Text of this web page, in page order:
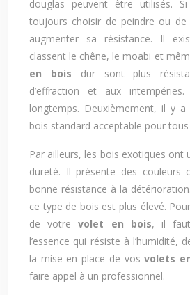
douglas peuvent être utilisés.
toujours choisir de peindre ou
augmenter sa résistance. Il
classent le chêne, le moabi et
en bois dur sont plus
d’effraction et aux
longtemps. Deuxièmement, il y
bois standard acceptable pour
Par ailleurs, les bois exotiques ont
dureté. Il présente des couleurs
bonne résistance à la
ce type de bois est plus élevé.
de votrevolet en bois, il
l’essence qui résiste à l’humidité,
la mise en place de vosvolets
faire appel à un professionnel.